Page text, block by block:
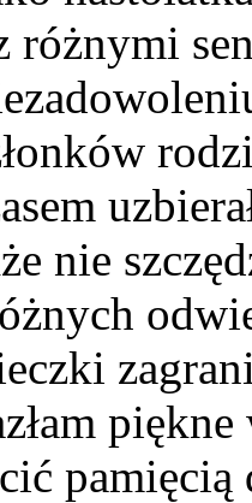
różnymi
nie